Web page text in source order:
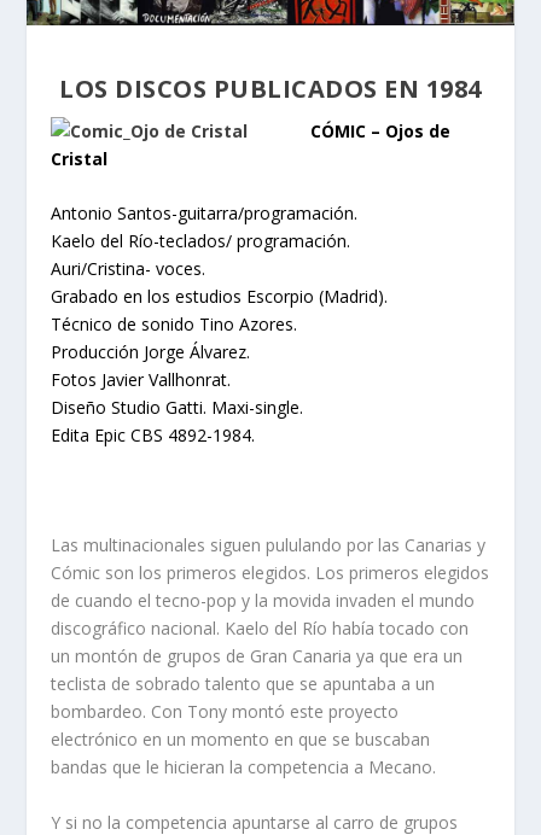
LOS DISCOS PUBLICADOS EN 1984
CÓMIC – Ojos de
Cristal
Antonio Santos-guitarra/programación.
Kaelo del Río-teclados/ programación.
Auri/Cristina- voces.
Grabado en los estudios Escorpio (Madrid).
Técnico de sonido Tino Azores.
Producción Jorge Álvarez.
Fotos Javier Vallhonrat.
Diseño Studio Gatti. Maxi-single.
Edita Epic CBS 4892-1984.
Las multinacionales siguen pululando por las Canarias y
Cómic son los primeros elegidos. Los primeros elegidos
de cuando el tecno-pop y la movida invaden el mundo
discográfico nacional. Kaelo del Río había tocado con
un montón de grupos de Gran Canaria ya que era un
teclista de sobrado talento que se apuntaba a un
bombardeo. Con Tony montó este proyecto
electrónico en un momento en que se buscaban
bandas que le hicieran la competencia a Mecano.
Y si no la competencia apuntarse al carro de grupos